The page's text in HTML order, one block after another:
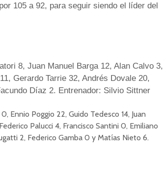
105 a 92, para seguir siendo el líder del
8, Juan Manuel Barga 12, Alan Calvo 3,
Gerardo Tarrie 32, Andrés Dovale 20,
Díaz 2. Entrenador: Silvio Sittner
Ennio Poggio 22, Guido Tedesco 14, Juan
Palucci 4, Francisco Santini 0, Emiliano
2, Federico Gamba 0 y Matías Nieto 6.